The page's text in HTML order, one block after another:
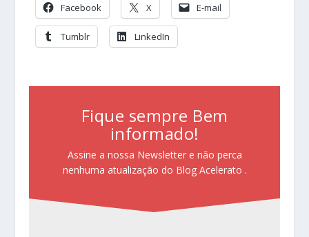
Facebook X E-mail
Tumblr LinkedIn
Fique sempre Bem
informado!
Assine a nossa Newsletter e não perca
nenhuma atualização do Blog Acelerato .